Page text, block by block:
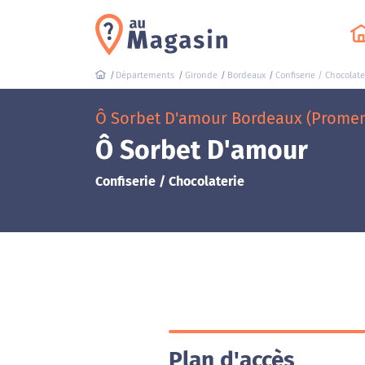
Départements Gironde Bordeaux Confiserie /
Ô Sorbet D'amour Bordeaux
Ô Sorbet D'amour
Confiserie / Chocolaterie